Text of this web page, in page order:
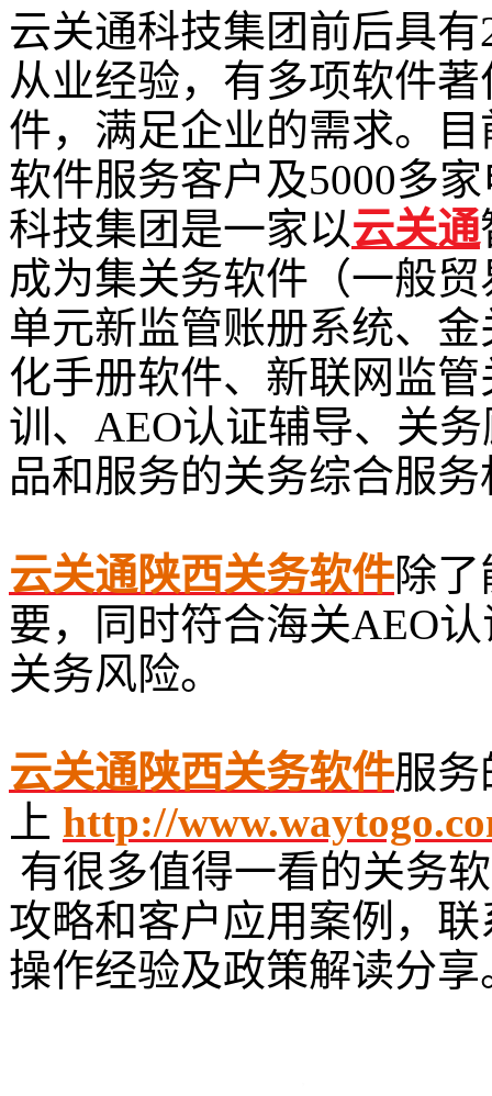
云关通科技集团前后具
从业经验，有多项软件
件，满足企业的需求。
软件服务客户及5000多
科技集团是一家以云关通
成为集关务软件（一般
单元新监管账册系统、
化手册软件、新联网监
训、AEO认证辅导、关
品和服务的关务综合服
云关通陕西关务软件除
要，同时符合海关AEO
关务风险。
云关通陕西关务软件服务
上 http://
有很多值得一看的关务
攻略和客户应用案例，
操作经验及政策解读分享